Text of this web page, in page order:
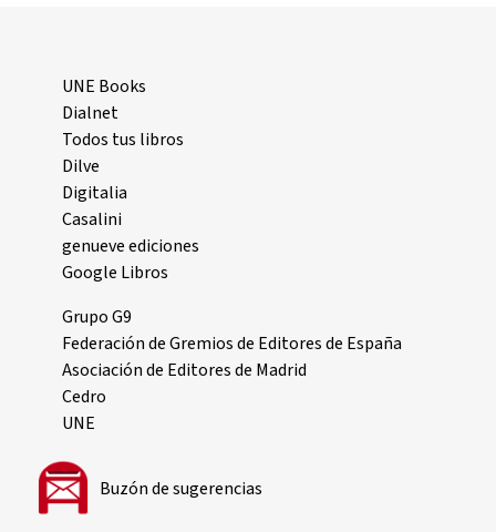
UNE Books
Dialnet
Todos tus libros
Dilve
Digitalia
Casalini
genueve ediciones
Google Libros
Grupo G9
Federación de Gremios de Editores de España
Asociación de Editores de Madrid
Cedro
UNE
Buzón de sugerencias